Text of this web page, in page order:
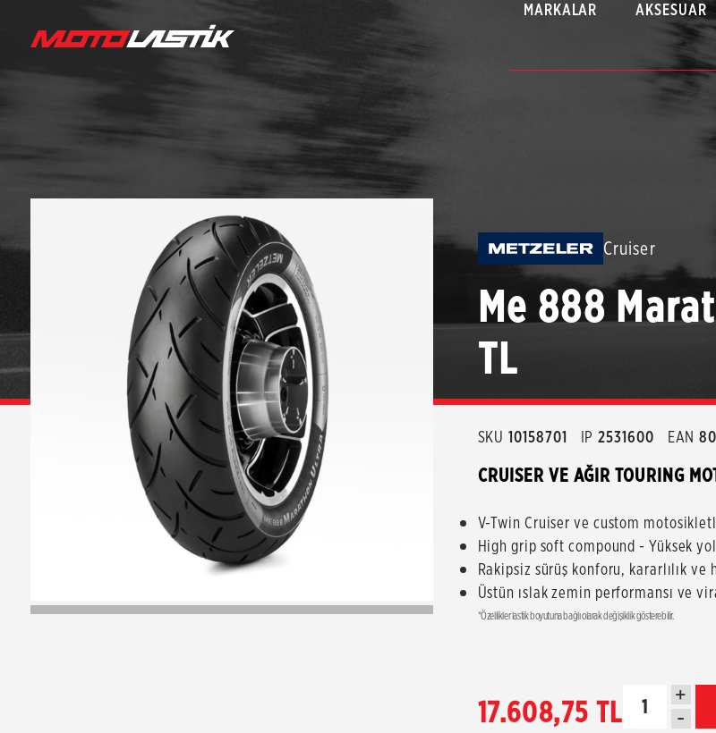
MARKALAR AKSESUAR
Cruiser
Me 888
TL
SKU 10158701 IP 2531600 EAN
CRUISER VE AĞIR TOURING
V-Twin Cruiser ve custom
High grip soft compound - Yüksek
Rakipsiz sürüş konforu, kararlılık
Üstün ıslak zemin performansı ve
*Özellikler lastik boyutuna bağlı olarak değişiklik gösterebilir.
17.608,75 TL +
-